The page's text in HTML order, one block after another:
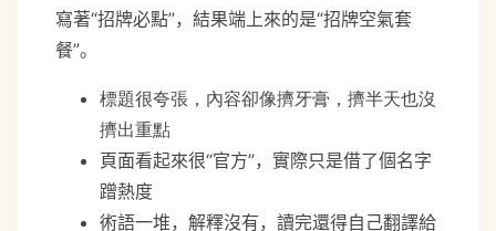
寫著“招牌必點”，結果端上來的是“招牌空氣套
餐”。
標題很夸張，內容卻像擠牙膏，擠半天也沒
擠出重點
頁面看起來很“官方”，實際只是借了個名字
蹭熱度
術語一堆，解釋沒有，讀完還得自己翻譯給